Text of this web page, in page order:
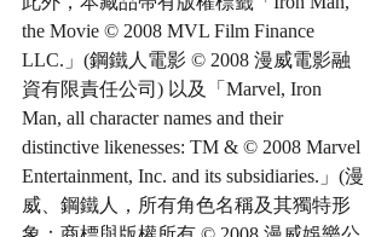
the Movie © 2008 MVL Film Finance
LLC.」(鋼鐵人電影 © 2008 漫威電影融
資有限責任公司) 以及「Marvel, Iron
Man, all character names and their
distinctive likenesses: TM & © 2008 Marvel
Entertainment, Inc. and its subsidiaries.」(漫
威、鋼鐵人，所有角色名稱及其獨特形